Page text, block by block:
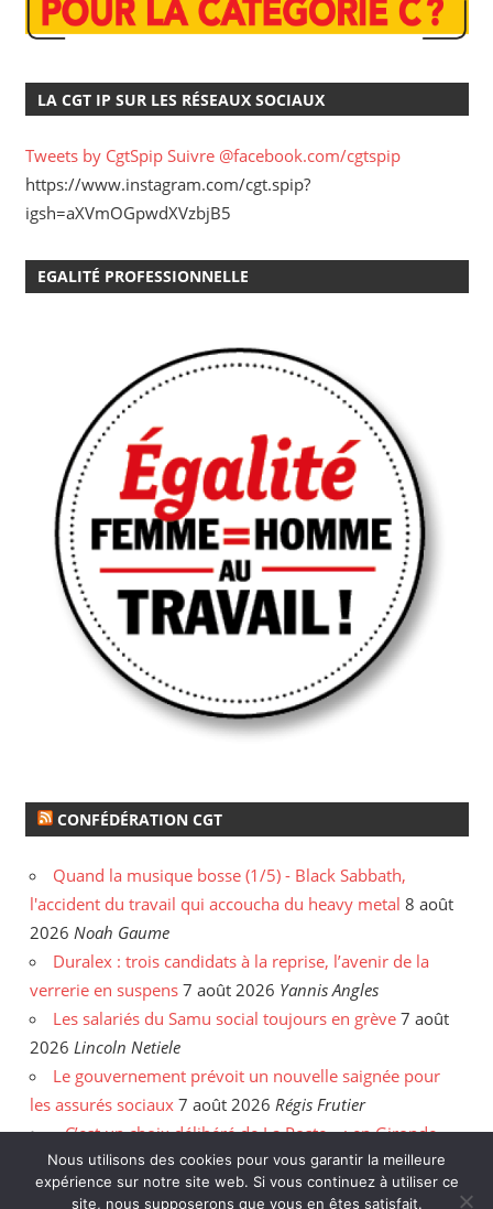
LA CGT IP SUR LES RÉSEAUX SOCIAUX
Tweets by CgtSpip Suivre @facebook.com/cgtspip
https://www.instagram.com/cgt.spip?
igsh=aXVmOGpwdXVzbjB5
EGALITÉ PROFESSIONNELLE
CONFÉDÉRATION CGT
Quand la musique bosse (1/5) - Black Sabbath,
l'accident du travail qui accoucha du heavy metal 8 août
2026 Noah Gaume
Duralex : trois candidats à la reprise, l’avenir de la
verrerie en suspens 7 août 2026 Yannis Angles
Les salariés du Samu social toujours en grève 7 août
2026 Lincoln Netiele
Le gouvernement prévoit un nouvelle saignée pour
les assurés sociaux 7 août 2026 Régis Frutier
« C’est un choix délibéré de La Poste » : en Gironde,
les postiers sommés de rattraper leurs heures 6 août
2026 Yannis Angles
Nous utilisons des cookies pour vous garantir la meilleure
expérience sur notre site web. Si vous continuez à utiliser ce
site, nous supposerons que vous en êtes satisfait.